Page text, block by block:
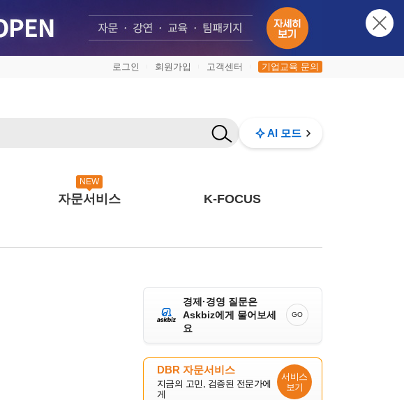
로그인 회원가입 고객센터 기업교육 문의
AI 모드
NEW
자문서비스 K-FOCUS
경제·경영 질문은
Askbiz에게 물어보세
요
GO
DBR 자문서비스
지금의 고민, 검증된 전문가에
게
서비스
보기